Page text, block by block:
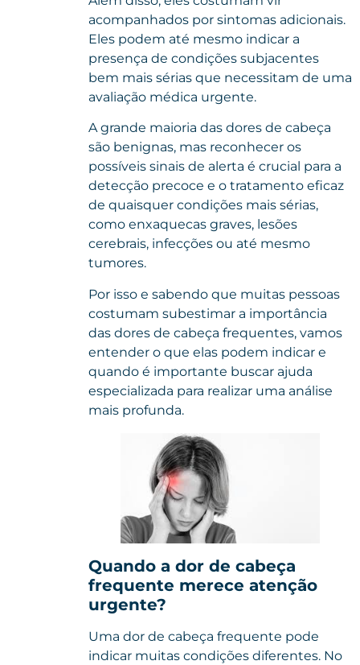
acompanhados por sintomas adicionais.
Eles podem até mesmo indicar a
presença de condições subjacentes
bem mais sérias que necessitam de uma
avaliação médica urgente.
A grande maioria das dores de cabeça
são benignas, mas reconhecer os
possíveis sinais de alerta é crucial para a
detecção precoce e o tratamento eficaz
de quaisquer condições mais sérias,
como enxaquecas graves, lesões
cerebrais, infecções ou até mesmo
tumores.
Por isso e sabendo que muitas pessoas
costumam subestimar a importância
das dores de cabeça frequentes, vamos
entender o que elas podem indicar e
quando é importante buscar ajuda
especializada para realizar uma análise
mais profunda.
Quando a dor de cabeça
frequente merece atenção
urgente?
Uma dor de cabeça frequente pode
indicar muitas condições diferentes. No